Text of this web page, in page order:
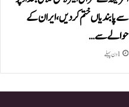
سے پابندیاں ختم کر دیں،ایران کے
حوالے سے…
1 دن پہلے